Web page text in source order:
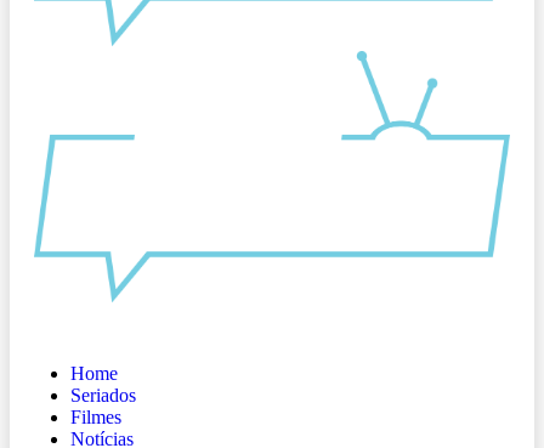
Home
Seriados
Filmes
Notícias